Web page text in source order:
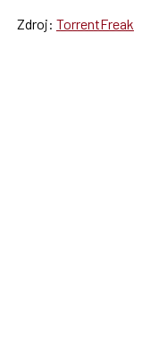
Zdroj: TorrentFreak